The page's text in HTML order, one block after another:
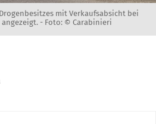
mit Verkaufsabsicht bei
- Foto: © Carabinieri